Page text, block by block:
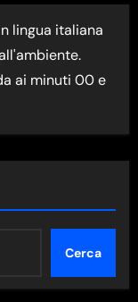
lingua italiana
ai minuti 00 e
Cerca